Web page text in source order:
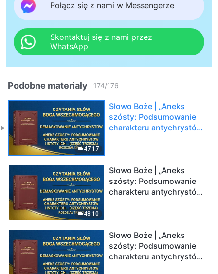
Połącz się z nami w Messengerze
Skontaktuj się z nami przez
WhatsApp
Podobne materiały 174/176
47:17
Słowo Boże | „Aneks
szósty: Podsumowanie
charakteru antychrystów
48:10
Słowo Boże | „Aneks
szósty: Podsumowanie
charakteru antychrystów
Słowo Boże | „Aneks
szósty: Podsumowanie
charakteru antychrystów